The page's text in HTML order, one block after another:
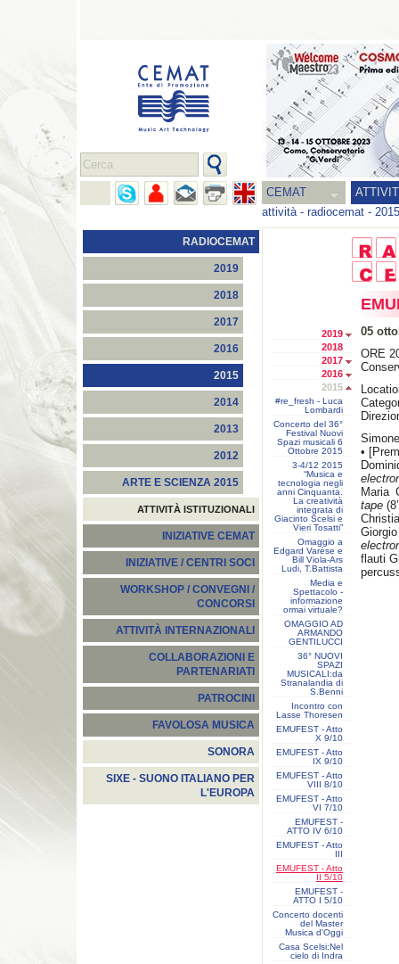
CEMAT
attività- radiocemat - 2015
RADIOCEMAT
2019
2018
2017
2016
2015
2014
2013
2012
ARTE E SCIENZA 2015
ATTIVITÀ ISTITUZIONALI
INIZIATIVE CEMAT
INIZIATIVE / CENTRI SOCI
WORKSHOP / CONVEGNI /
CONCORSI
ATTIVITÀ INTERNAZIONALI
COLLABORAZIONI E
PARTENARIATI
PATROCINI
FAVOLOSA MUSICA
SONORA
SIXE - SUONO ITALIANO PER
L'EUROPA
2019
2018
2017
2016
2015
#re_fresh - Luca
Lombardi
Concerto del 36°
Festival Nuovi
Spazi musicali 6
Ottobre 2015
3-4/12 2015
“Musica e
tecnologia negli
anni Cinquanta.
La creatività
integrata di
Giacinto Scelsi e
Vieri Tosatti”
Omaggio a
Edgard Varèse e
Bill Viola-Ars
Ludi, T.Battista
Media e
Spettacolo -
informazione
ormai virtuale?
OMAGGIO AD
ARMANDO
GENTILUCCI
36° NUOVI
SPAZI
MUSICALI:da
Stranalandia di
S.Benni
Incontro con
Lasse Thoresen
EMUFEST - Atto
X 9/10
EMUFEST - Atto
IX 9/10
EMUFEST - Atto
VIII 8/10
EMUFEST - Atto
VI 7/10
EMUFEST -
ATTO IV 6/10
EMUFEST - Atto
III
EMUFEST - Atto
II 5/10
EMUFEST -
ATTO I 5/10
Concerto docenti
del Master
Musica d'Oggi
Casa Scelsi:Nel
cielo di Indra
05
ORE
•
Maria
tape
flauti